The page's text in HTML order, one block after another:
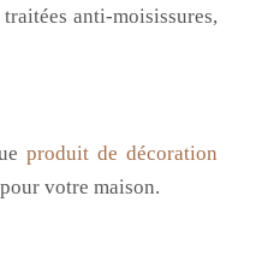
anti-moisissures,
produit de décoration
votre maison.